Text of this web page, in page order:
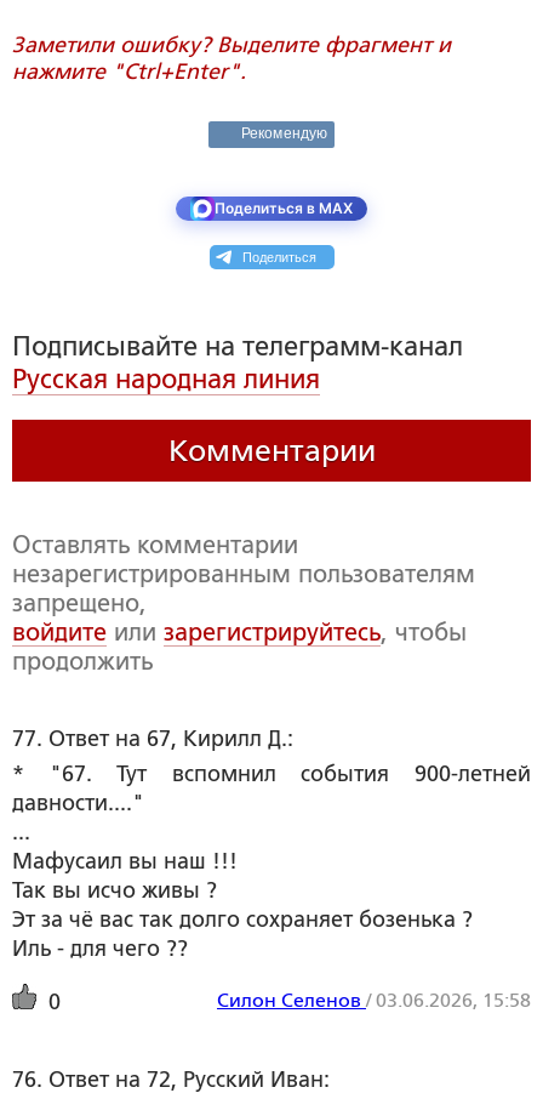
Заметили ошибку? Выделите фрагмент и
нажмите "Ctrl+Enter".
Рекомендую
Поделиться в MAX
Поделиться
Подписывайте на телеграмм-канал
Русская народная линия
Комментарии
Оставлять комментарии
незарегистрированным пользователям
запрещено,
войдите или зарегистрируйтесь, чтобы
продолжить
77. Ответ на 67, Кирилл Д.:
* "67. Тут вспомнил события 900-летней
давности...."
...
Мафусаил вы наш !!!
Так вы исчо живы ?
Эт за чё вас так долго сохраняет бозенька ?
Иль - для чего ??
0 Силон Селенов/03.06.2026, 15:58
76. Ответ на 72, Русский Иван: